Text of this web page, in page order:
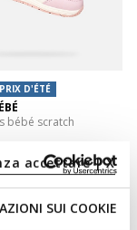
SUI COOKIE
accettare | X
D'ÉTÉ
bébé scratch